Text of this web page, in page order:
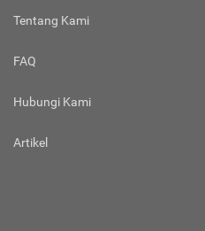
Tentang Kami
FAQ
Hubungi Kami
Artikel